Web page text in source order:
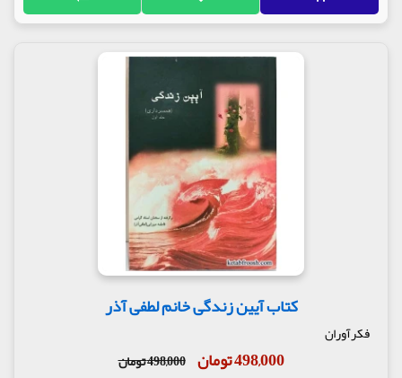
کتاب آیین زندگی خانم لطفی آذر
فکرآوران
498,000 تومان 498,000 تومان